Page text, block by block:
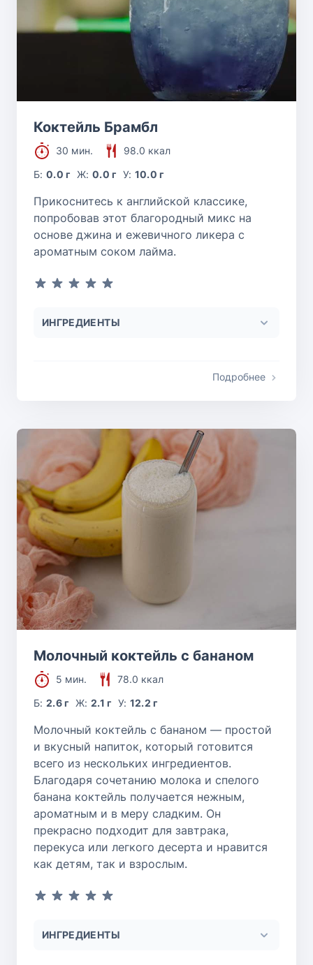
Коктейль Брамбл
30 мин.
98.0 ккал
Б:0.0 г Ж: 0.0 г У: 10.0 г
Прикоснитесь к английской классике,
попробовав этот благородный микс на
основе джина и ежевичного ликера с
ароматным соком лайма.
ИНГРЕДИЕНТЫ
Подробнее
Молочный коктейль с бананом
5 мин.
78.0 ккал
Б:2.6 г Ж: 2.1 г У: 12.2 г
Молочный коктейль с бананом — простой
и вкусный напиток, который готовится
всего из нескольких ингредиентов.
Благодаря сочетанию молока и спелого
банана коктейль получается нежным,
ароматным и в меру сладким. Он
прекрасно подходит для завтрака,
перекуса или легкого десерта и нравится
как детям, так и взрослым.
ИНГРЕДИЕНТЫ